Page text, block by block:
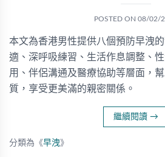
POSTED ON 08/02/
本文為香港男性提供八個預防早洩
適、深呼吸練習、生活作息調整、
用、伴侶溝通及醫療協助等層面，
質，享受更美滿的親密關係。
繼續閱讀 →
分類為《早洩》